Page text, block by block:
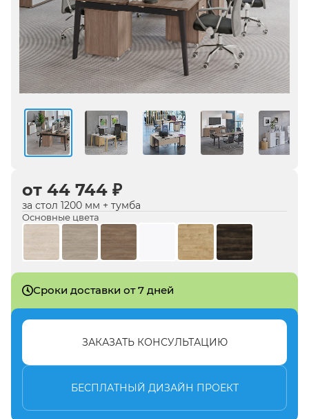
от 44 744 ₽
за стол 1200 мм + тумба
Основные цвета
Сроки доставки от 7 дней
ЗАКАЗАТЬ КОНСУЛЬТАЦИЮ
БЕСПЛАТНЫЙ ДИЗАЙН ПРОЕКТ